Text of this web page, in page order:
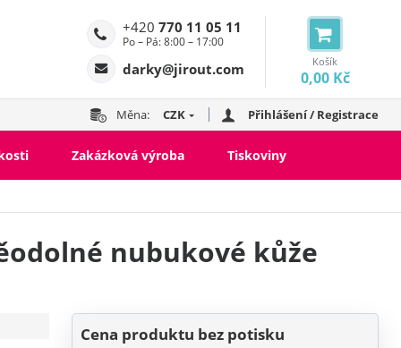
Košík
0,00 Kč
+420 770 11 05 11
Po – Pá: 8:00 – 17:00
darky@jirout.com
Měna: CZK Přihlášení / Registrace
Zakázková výroba Tiskoviny
nubukové kůže
Cena produktu bez potisku